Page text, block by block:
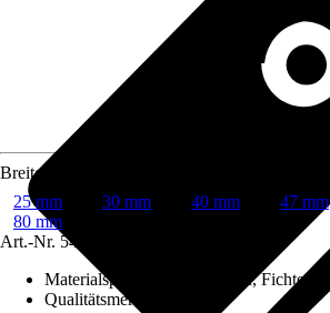
Breite
25 mm
30 mm 40 mm 47 mm
80 mm
Art.-Nr. 5485739
Materialspezifizierung
Kiefer, Fichte
Qualitätsmerkmal